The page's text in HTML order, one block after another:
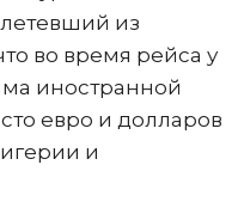
из
во время рейса у
иностранной
евро и долларов
и